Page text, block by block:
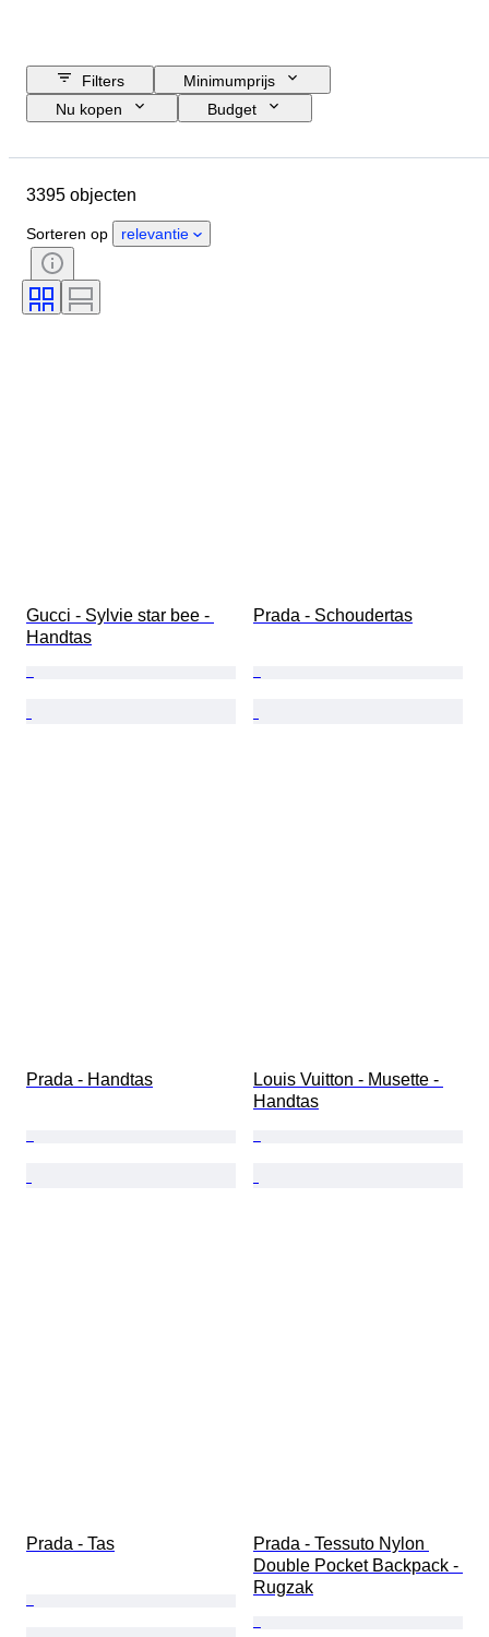
Filters
Minimumprijs
Nu kopen
Budget
Kledingmaat
Land van herkomst
Geslacht
Conditie
Certificaat
Accessoires inbegrepen
3395 objecten
Sorteren op relevantie
Gucci - Sylvie star bee -
Handtas
Prada - Schoudertas
Prada - Handtas
Louis Vuitton - Musette -
Handtas
Prada - Tas
Prada - Tessuto Nylon
Double Pocket Backpack -
Rugzak